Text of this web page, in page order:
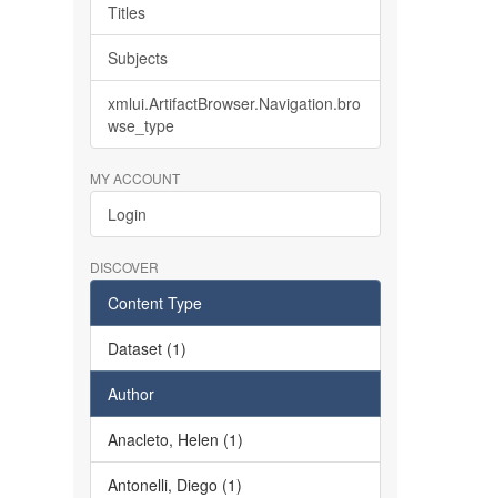
Titles
Subjects
xmlui.ArtifactBrowser.Navigation.bro
wse_type
MY ACCOUNT
Login
DISCOVER
Content Type
Dataset (1)
Author
Anacleto, Helen (1)
Antonelli, Diego (1)